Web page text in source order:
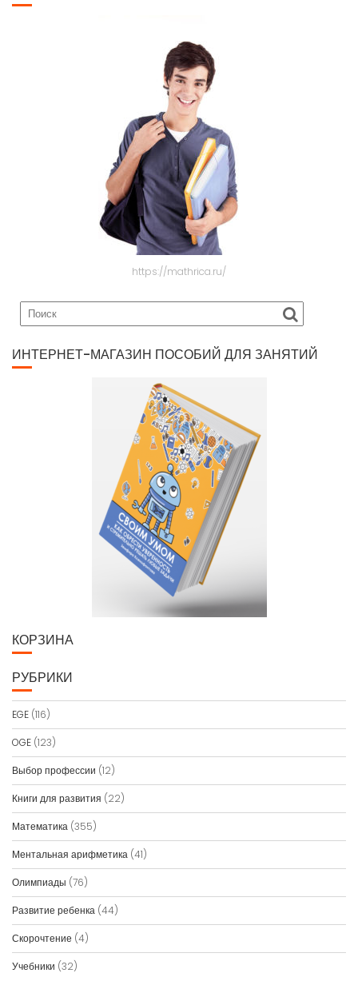
https://mathrica.ru/
ИНТЕРНЕТ-МАГАЗИН ПОСОБИЙ ДЛЯ ЗАНЯТИЙ
КОРЗИНА
РУБРИКИ
EGE (116)
OGE (123)
Выбор профессии (12)
Книги для развития (22)
Математика (355)
Ментальная арифметика (41)
Олимпиады (76)
Развитие ребенка (44)
Скорочтение (4)
Учебники (32)